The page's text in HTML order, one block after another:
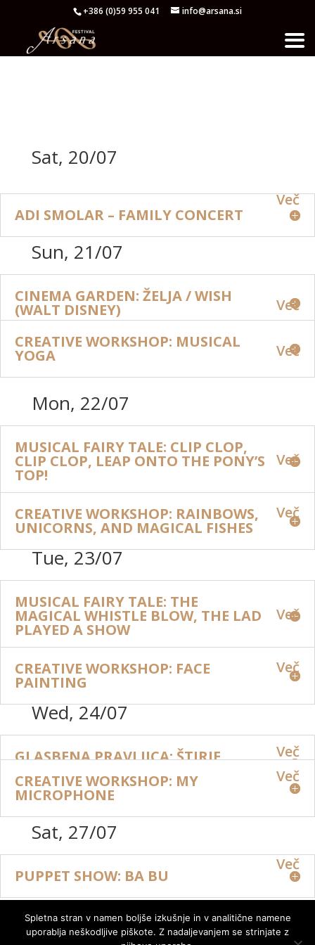
+386 (0)59 955 041 info@arsana.si
Sat, 20/07
ADI SMOLAR – FAMILY CONCERT
Več
Sun, 21/07
CINEMA GARDEN: ŽELJA / WISH
(WALT DISNEY)
Več
CREATIVE WORKSHOP: MUSICAL
YOGA Več
Mon, 22/07
MUSICAL FAIRY TALE: CLIP CLOP,
CLIP CLOP, LEAP ONTO THE PONY’S
TOP!
Več
CREATIVE WORKSHOP: RAINBOWS,
UNICORNS, AND MAGICAL FISHES
Več
Tue, 23/07
MUSICAL FAIRY TALE: THE
MAGICAL WHISTLE BLOW, THE LAD
PLAYED A SHOW
Več
CREATIVE WORKSHOP: FACE
PAINTING
Več
Wed, 24/07
GLASBENA PRAVLJICA: ŠTIRJE
Več
CREATIVE WORKSHOP: MY
MICROPHONE
Več
Sat, 27/07
PUPPET SHOW: BA BU
Več
Spletna stran v namen boljše izkušnje in v analitične namene
uporablja neškodljive piškote. Z nadaljevanjem se strinjate z